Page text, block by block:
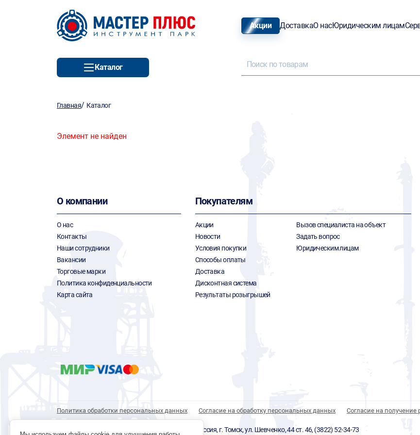
Акции ДоставкаО насЮридическим лицам
Каталог
Главная/ Каталог
Элемент не найден
О компании
О нас
Контакты
Наши сотрудники
Вакансии
Торговые марки
Политика конфиденциальности
Карта сайта
Покупателям
Акции
Новости
Условия покупки
Способы оплаты
Доставка
Дисконтная система
Результаты розыгрышей
Вызов специалиста на объект
Задать вопрос
Юридическим лицам
Политика обработки персональных данных Согласие на обработку персональных данных Согласие на получение
© 1996 - 2026 инструмент парк «Мастер Плюс» Россия, г. Томск, ул. Шевченко, 44 ст. 46, (3822) 52-34-73